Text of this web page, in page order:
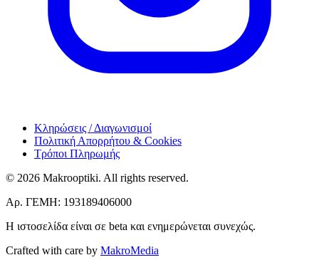
Κληρώσεις / Διαγωνισμοί
Πολιτική Απορρήτου & Cookies
Τρόποι Πληρωμής
© 2026 Makrooptiki. All rights reserved.
Αρ. ΓΕΜΗ: 193189406000
Η ιστοσελίδα είναι σε beta και ενημερώνεται συνεχώς.
Crafted with care by MakroMedia